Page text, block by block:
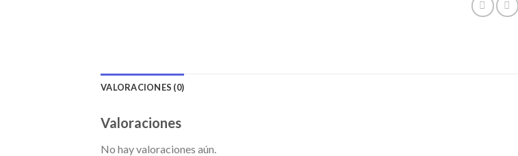
VALORACIONES (0)
Valoraciones
No hay valoraciones aún.